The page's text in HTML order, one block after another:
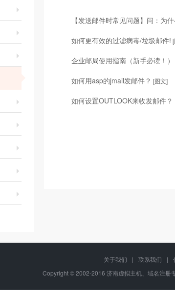
【发送邮件时常见问题】问：为
如何更有效的过滤病毒/垃圾邮件!
企业邮局使用指南（新手必读！）
如何用asp的jmail发邮件？ [图文]
如何设置OUTLOOK来收发邮件？
关于我们 | 联系我们 |
Copyright © 2002-2016 济南虚拟主机、域名注